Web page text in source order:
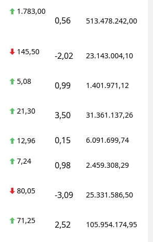
1.783,00
0,56 513.478.242,00
145,50 -2,02 23.143.004,10
5,08 0,99 1.401.971,12
21,30 3,50 31.361.137,26
12,96 0,15 6.091.699,74
7,24 0,98 2.459.308,29
80,05 -3,09 25.331.586,50
71,25 2,52 105.954.174,95